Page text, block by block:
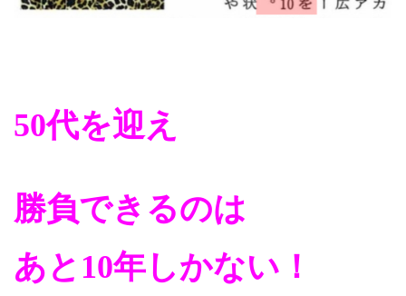
50代を迎え
勝負できるのは
あと10年しかない！